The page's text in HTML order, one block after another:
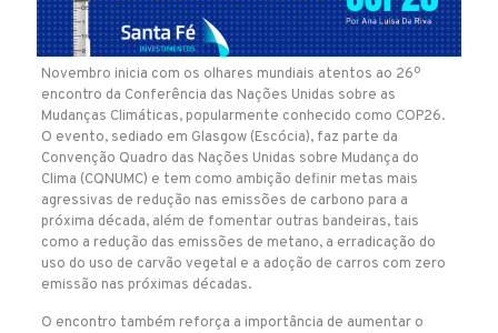
Novembro inicia com os olhares mundiais atentos ao 26º
encontro da Conferência das Nações Unidas sobre as
Mudanças Climáticas, popularmente conhecido como COP26.
O evento, sediado em Glasgow (Escócia), faz parte da
Convenção Quadro das Nações Unidas sobre Mudança do
Clima (CQNUMC) e tem como ambição definir metas mais
agressivas de redução nas emissões de carbono para a
próxima década, além de fomentar outras bandeiras, tais
como a redução das emissões de metano, a erradicação do
uso do uso de carvão vegetal e a adoção de carros com zero
emissão nas próximas décadas.
O encontro também reforça a importância de aumentar o